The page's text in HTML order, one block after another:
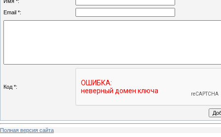
Email *:
Код *:
Полная версия сайта